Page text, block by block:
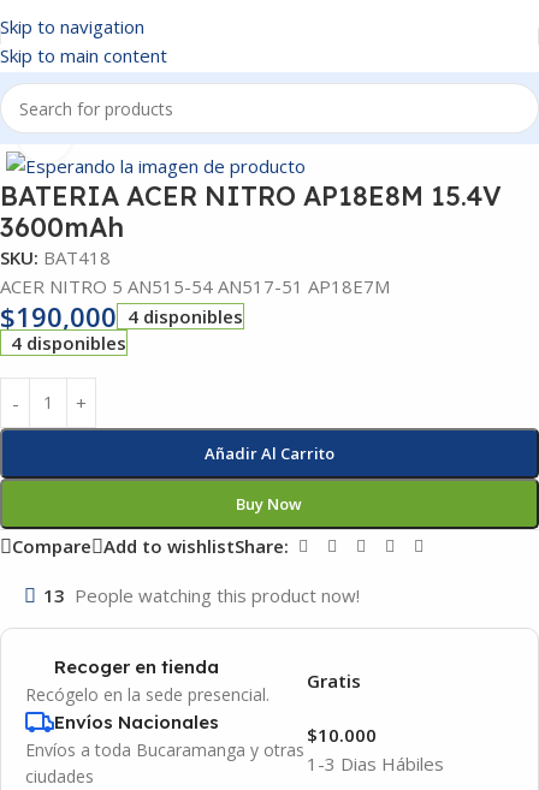
Skip to navigation
Skip to main content
Inicio/BATERIAS
Click to enlarge
BATERIA ACER NITRO AP18E8M 15.4V
3600mAh
SKU: BAT418
ACER NITRO 5 AN515-54 AN517-51 AP18E7M
$190,000 4 disponibles
4 disponibles
Añadir Al Carrito
Buy Now
Compare Add to wishlistShare:
13 People watching this product now!
Recoger en tienda
Recógelo en la sede presencial.
Gratis
Envíos Nacionales
Envíos a toda Bucaramanga y otras
ciudades
1-3 Dias Hábiles
$10.000